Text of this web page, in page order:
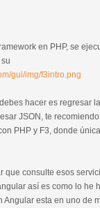
en PHP, se
gui/img/f3intro.png
hacer es regresar
JSON, te
PHP y F3, donde
que consulte esos
así es como lo he
esta en uno de